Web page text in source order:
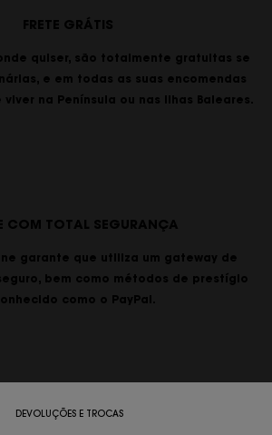
FRETE GRÁTIS
quiser, são totalmente gratuitas se
e em todas as suas encomendas
viver na Península ou nas Ilhas Baleares.
COM TOTAL SEGURANÇA
garante que utiliza um gateway de
bem como métodos de prestígio
como o PayPal.
DEVOLUÇÕES E TROCAS